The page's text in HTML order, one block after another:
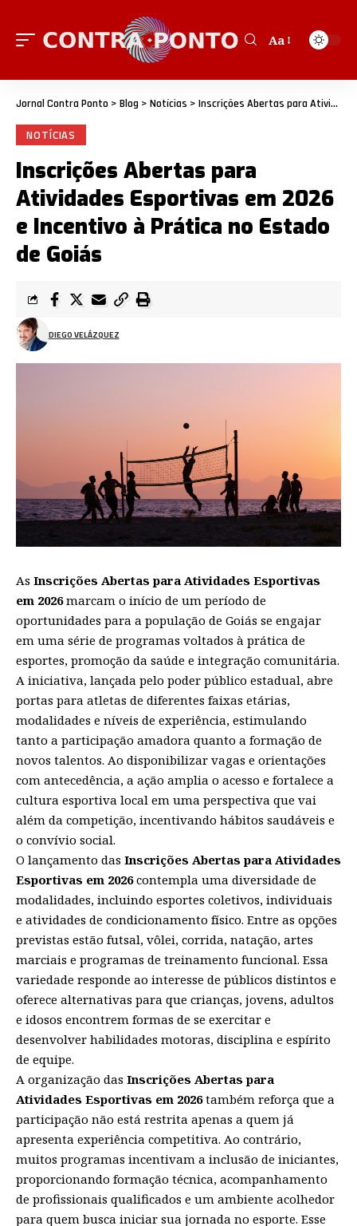
Aa
Jornal Contra Ponto > Blog > Notícias > Inscrições Abertas para Atividades Esportivas em 2026 e Incentivo à Prática no Estado de Goiás
NOTÍCIAS
Inscrições Abertas para
Atividades Esportivas em 2026
e Incentivo à Prática no Estado
de Goiás
DIEGO VELÁZQUEZ
As Inscrições Abertas para Atividades Esportivas
em 2026marcam o início de um período de
oportunidades para a população de Goiás se engajar
em uma série de programas voltados à prática de
esportes, promoção da saúde e integração comunitária.
A iniciativa, lançada pelo poder público estadual, abre
portas para atletas de diferentes faixas etárias,
modalidades e níveis de experiência, estimulando
tanto a participação amadora quanto a formação de
novos talentos. Ao disponibilizar vagas e orientações
com antecedência, a ação amplia o acesso e fortalece a
cultura esportiva local em uma perspectiva que vai
além da competição, incentivando hábitos saudáveis e
o convívio social.
O lançamento das Inscrições Abertas para Atividades
Esportivas em 2026contempla uma diversidade de
modalidades, incluindo esportes coletivos, individuais
e atividades de condicionamento físico. Entre as opções
previstas estão futsal, vôlei, corrida, natação, artes
marciais e programas de treinamento funcional. Essa
variedade responde ao interesse de públicos distintos e
oferece alternativas para que crianças, jovens, adultos
e idosos encontrem formas de se exercitar e
desenvolver habilidades motoras, disciplina e espírito
de equipe.
A organização das Inscrições Abertas para
Atividades Esportivas em 2026também reforça que a
participação não está restrita apenas a quem já
apresenta experiência competitiva. Ao contrário,
muitos programas incentivam a inclusão de iniciantes,
proporcionando formação técnica, acompanhamento
de profissionais qualificados e um ambiente acolhedor
para quem busca iniciar sua jornada no esporte. Esse